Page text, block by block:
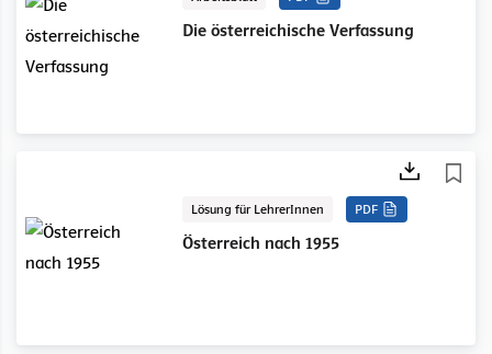
Die österreichische Verfassung
Lösung für LehrerInnen PDF
Österreich nach 1955